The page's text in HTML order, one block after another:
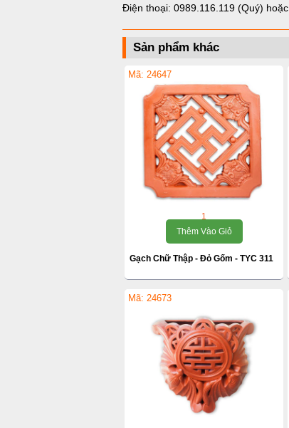
Điện thoại: 0989.116.119 (Quý) hoặc
Sản phẩm khác
Mã: 24647
1
Thêm Vào Giỏ
Gạch Chữ Thập - Đỏ Gốm - TYC 311
Mã: 24673